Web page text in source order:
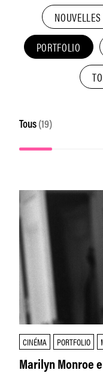
PORTFOLIO
Tous (19)
CINÉMA PORTFOLIO
Marilyn Monroe